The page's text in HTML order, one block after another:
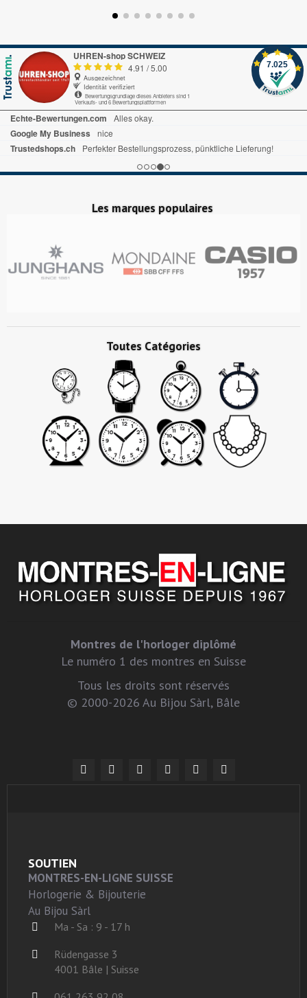
UHREN-shop SCHWEIZ
4.91 /5.00
Ausgezeichnet
Identität verifiziert
Bewertungsgrundlage dieses Anbieters sind 1
Verkaufs- und 6 Bewertungsplattformen
7.025
Echte-Bewertungen.com Alles okay.
Google My Business nice
Trustedshops.ch Perfekter Bestellungsprozess, pünktliche Lieferung!
Les marques populaires
Toutes Catégories
Montres de l'horloger diplômé
Le numéro 1 des montres en Suisse
Tous les droits sont réservés
© 2000-2026 Au Bijou Sàrl, Bâle
SOUTIEN
MONTRES-EN-LIGNE SUISSE
Horlogerie & Bijouterie
Au Bijou Sàrl
Ma - Sa : 9 - 17 h
Rüdengasse 3
4001 Bâle | Suisse